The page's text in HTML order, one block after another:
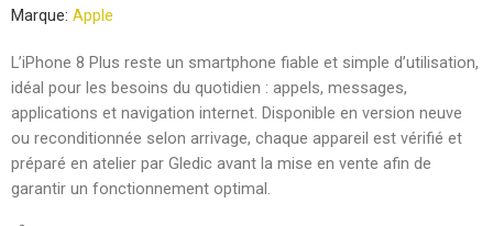
Marque: Apple
L’iPhone 8 Plus reste un smartphone fiable et simple d’utilisation,
idéal pour les besoins du quotidien : appels, messages,
applications et navigation internet. Disponible en version neuve
ou reconditionnée selon arrivage, chaque appareil est vérifié et
préparé en atelier par Gledic avant la mise en vente afin de
garantir un fonctionnement optimal.